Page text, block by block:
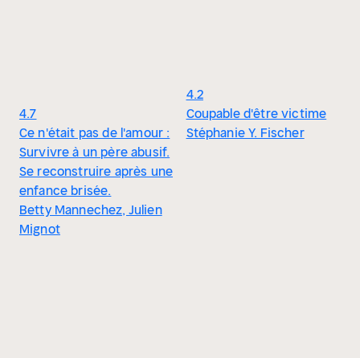
4.7
Ce n'était pas de l'amour :
Survivre à un père abusif.
Se reconstruire après une
enfance brisée.
Betty Mannechez, Julien
Mignot
4.2
Coupable d'être victime
Stéphanie Y. Fischer